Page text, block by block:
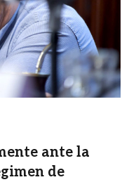
ante la
de